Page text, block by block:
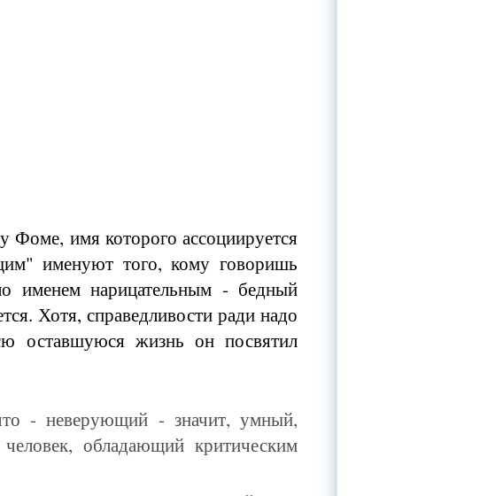
Фоме, имя которого ассоциируется
именуют того, кому говоришь
нарицательным - бедный
Хотя, справедливости ради надо
оставшуюся жизнь он посвятил
- неверующий - значит, умный,
обладающий критическим